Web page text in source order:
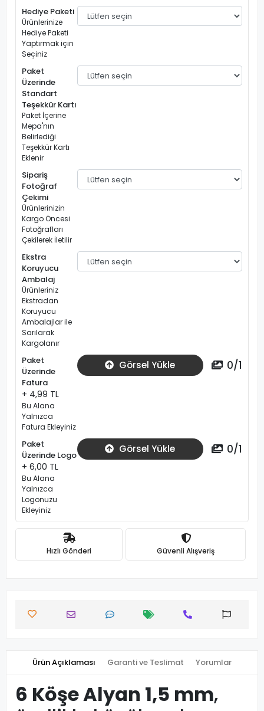
Hediye Paketi
Ürünlerinize
Hediye Paketi
Yaptırmak için
Seçiniz
Paket
Üzerinde
Standart
Teşekkür Kartı
Paket İçerine
Mepa'nın
Belirlediği
Teşekkür Kartı
Eklenir
Sipariş
Fotoğraf
Çekimi
Ürünlerinizin
Kargo Öncesi
Fotoğrafları
Çekilerek İletilir
Ekstra
Koruyucu
Ambalaj
Ürünleriniz
Ekstradan
Koruyucu
Ambalajlar ile
Sarılarak
Kargolanır
Paket
Üzerinde
Fatura
+ 4,99 TL
Bu Alana
Yalnızca
Fatura Ekleyiniz
Görsel Yükle 0/1
Paket
Üzerinde Logo
+ 6,00 TL
Bu Alana
Yalnızca
Logonuzu
Ekleyiniz
Görsel Yükle 0/1
Hızlı Gönderi Güvenli Alışveriş
Ürün Açıklaması Garanti ve Teslimat Yorumlar
6 Köşe Alyan 1,5 mm,